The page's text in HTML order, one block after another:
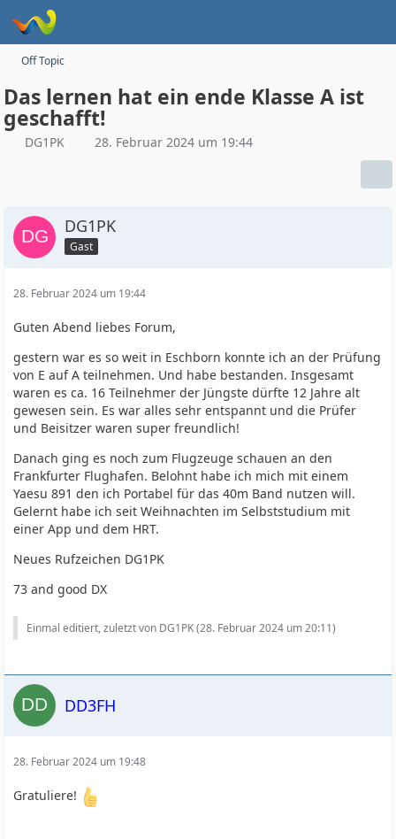
Off Topic
Das lernen hat ein ende Klasse A ist
geschafft!
DG1PK 28. Februar 2024 um 19:44
DG1PK
Gast
28. Februar 2024 um 19:44
Guten Abend liebes Forum,
gestern war es so weit in Eschborn konnte ich an der Prüfung
von E auf A teilnehmen. Und habe bestanden. Insgesamt
waren es ca. 16 Teilnehmer der Jüngste dürfte 12 Jahre alt
gewesen sein. Es war alles sehr entspannt und die Prüfer
und Beisitzer waren super freundlich!
Danach ging es noch zum Flugzeuge schauen an den
Frankfurter Flughafen. Belohnt habe ich mich mit einem
Yaesu 891 den ich Portabel für das 40m Band nutzen will.
Gelernt habe ich seit Weihnachten im Selbststudium mit
einer App und dem HRT.
Neues Rufzeichen DG1PK
73 and good DX
Einmal editiert, zuletzt von DG1PK (28. Februar 2024 um 20:11)
DD3FH
28. Februar 2024 um 19:48
Gratuliere!